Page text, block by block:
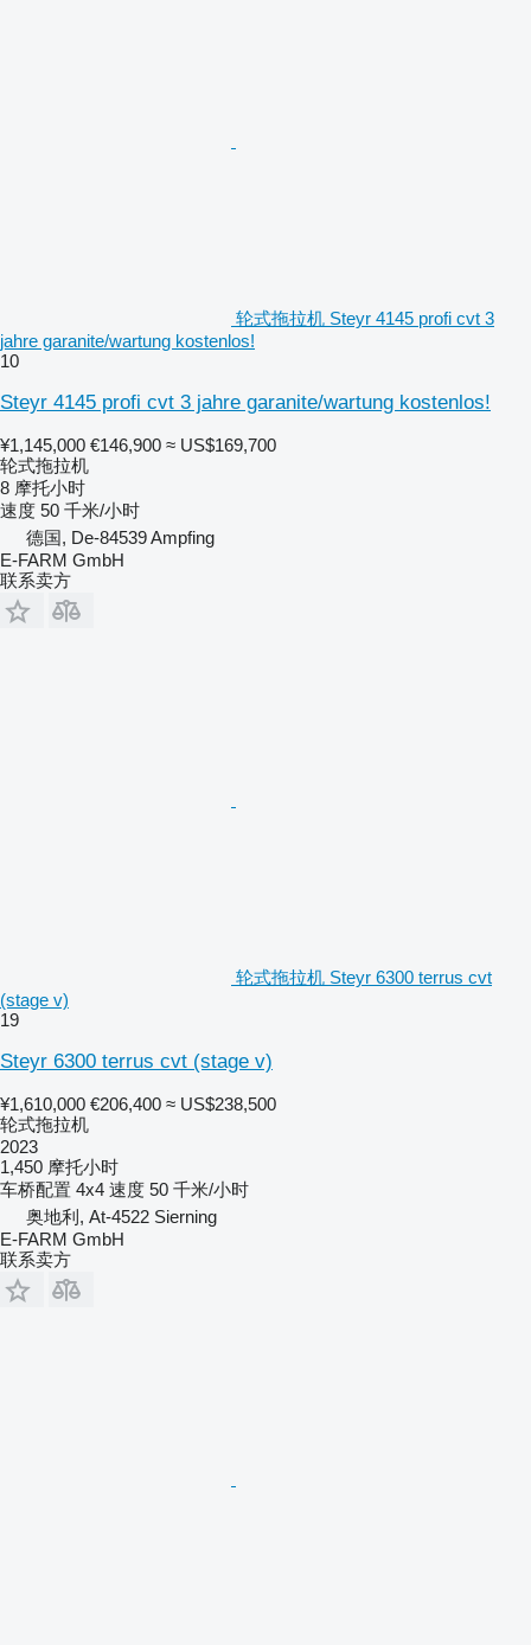
轮式拖拉机 Steyr 4145 profi cvt 3
jahre garanite/wartung kostenlos!
10
Steyr 4145 profi cvt 3 jahre garanite/wartung kostenlos!
¥1,145,000 €146,900 ≈ US$169,700
轮式拖拉机
8 摩托小时
速度 50 千米/小时
德国, De-84539 Ampfing
E-FARM GmbH
联系卖方
轮式拖拉机 Steyr 6300 terrus cvt
(stage v)
19
Steyr 6300 terrus cvt (stage v)
¥1,610,000 €206,400 ≈ US$238,500
轮式拖拉机
2023
1,450 摩托小时
车桥配置 4x4 速度 50 千米/小时
奥地利, At-4522 Sierning
E-FARM GmbH
联系卖方